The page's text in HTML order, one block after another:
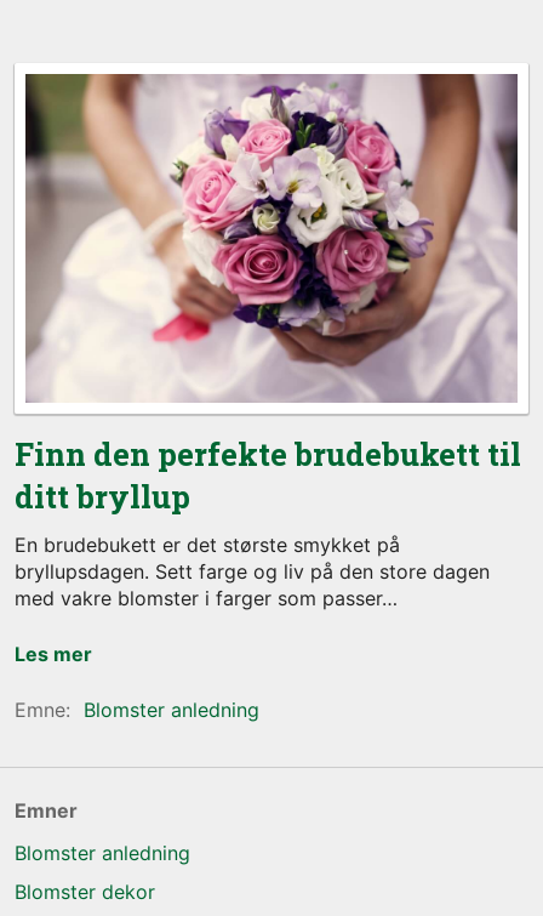
Finn den perfekte brudebukett til
ditt bryllup
En brudebukett er det største smykket på
bryllupsdagen. Sett farge og liv på den store dagen
med vakre blomster i farger som passer
Les mer
Blomster anledning
Emner
Blomster anledning
Blomster dekor